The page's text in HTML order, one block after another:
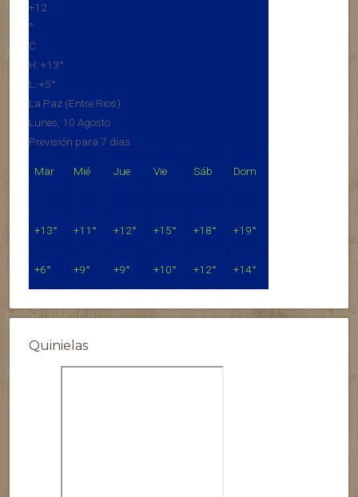
+12
°
C
H: +13°
L: +5°
La Paz (Entre Rios)
Lunes, 10 Agosto
Previsión para 7 días
Mar Mié Jue Vie Sáb Dom
+13° +11° +12° +15° +18° +19°
+6° +9° +9° +10° +12° +14°
Quinielas